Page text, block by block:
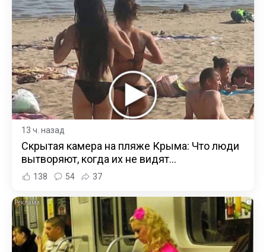
13 ч. назад
Скрытая камера на пляже Крыма: Что люди
вытворяют, когда их не видят...
138 54 37
i